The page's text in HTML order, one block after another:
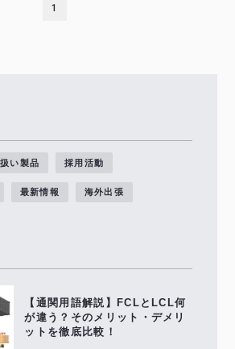
1
い製品 採用活動
最新情報 海外出張
【通関用語解説】FCLとLCL何
が違う？そのメリット・デメリ
ットを徹底比較！